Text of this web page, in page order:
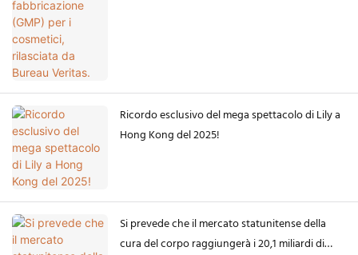
Ricordo esclusivo del mega spettacolo di Lily a
Hong Kong del 2025!
Si prevede che il mercato statunitense della
cura del corpo raggiungerà i 20,1 miliardi di